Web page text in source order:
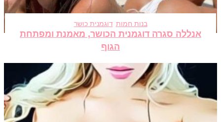
בנות חמות דוגמנית כושר
אנללה סגרה דוגמנית הכושר, מאמנת ומפתחת
הגוף